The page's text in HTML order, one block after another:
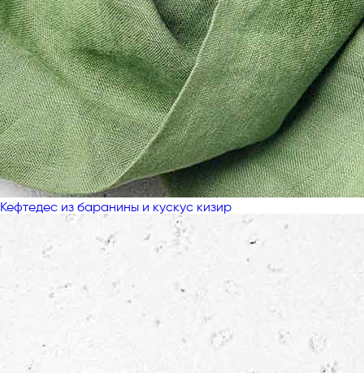
Кефтедес из баранины и кускус кизир